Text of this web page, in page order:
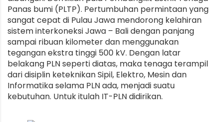
Panas bumi (PLTP). Pertumbuhan permintaan yang
sangat cepat di Pulau Jawa mendorong kelahiran
sistem interkoneksi Jawa – Bali dengan panjang
sampai ribuan kilometer dan menggunakan
tegangan ekstra tinggi 500 kV. Dengan latar
belakang PLN seperti diatas, maka tenaga terampil
dari disiplin keteknikan Sipil, Elektro, Mesin dan
Informatika selama PLN ada, menjadi suatu
kebutuhan. Untuk itulah IT-PLN didirikan.